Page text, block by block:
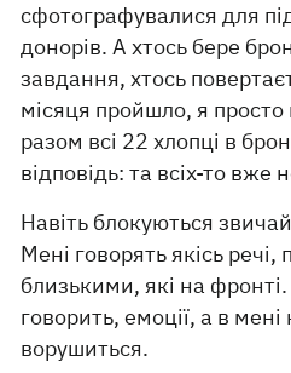
сфотографувалися для
донорів. А хтось бере
завдання, хтось
місяця пройшло, я
разом всі 22 хлопці в
відповідь: та всіх-то вже
Навіть блокуються
Мені говорять якісь речі,
близькими, які на
говорить, емоції, а в мені
ворушиться.